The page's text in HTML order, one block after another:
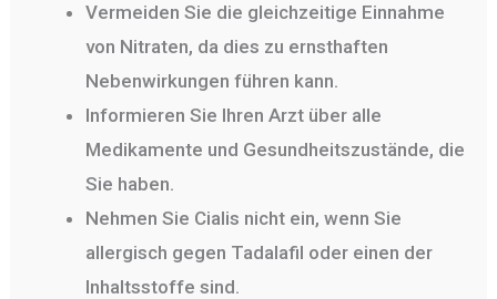
Vermeiden Sie die gleichzeitige Einnahme
von Nitraten, da dies zu ernsthaften
Nebenwirkungen führen kann.
Informieren Sie Ihren Arzt über alle
Medikamente und Gesundheitszustände, die
Sie haben.
Nehmen Sie Cialis nicht ein, wenn Sie
allergisch gegen Tadalafil oder einen der
Inhaltsstoffe sind.